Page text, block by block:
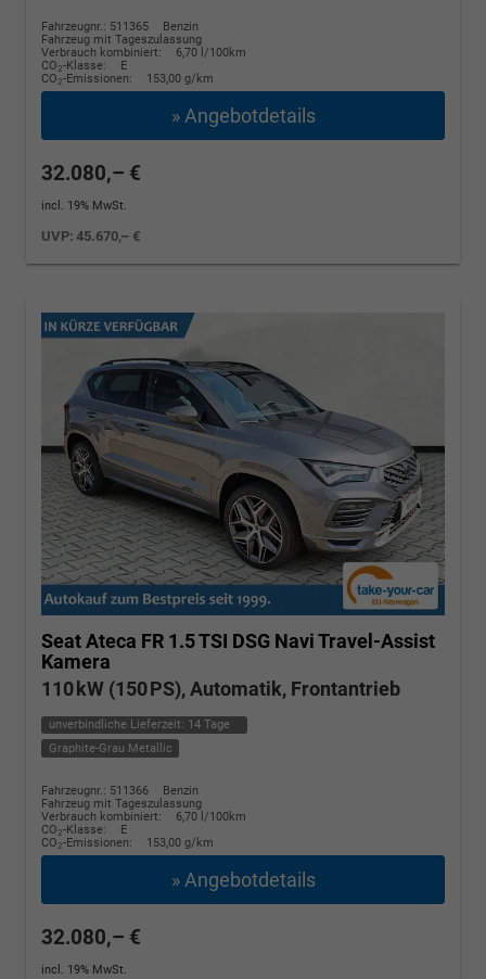
Fahrzeugnr.: 511365
Benzin
Fahrzeug mit Tageszulassung
Verbrauch kombiniert:
6,70 l/100km
CO2-Klasse:
E
CO2-Emissionen: 153,00 g/km
» Angebotdetails
32.080,– €
incl. 19% MwSt.
UVP:45.670,– €
Seat Ateca FR 1.5 TSI DSG Navi Travel-Assist
Kamera
110 kW (150 PS), Automatik, Frontantrieb
unverbindliche Lieferzeit: 14 Tage
Graphite-Grau Metallic
Fahrzeugnr.: 511366
Benzin
Fahrzeug mit Tageszulassung
Verbrauch kombiniert:
6,70 l/100km
CO2-Klasse:
E
CO2-Emissionen: 153,00 g/km
» Angebotdetails
32.080,– €
incl. 19% MwSt.